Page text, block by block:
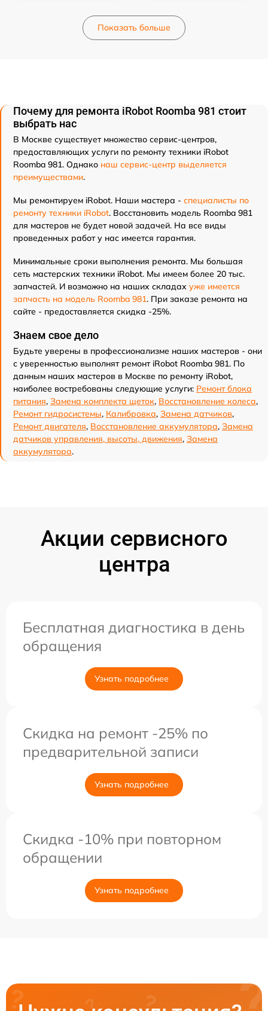
Показать больше
Почему для ремонта iRobot Roomba 981 стоит
выбрать нас
В Москве существует множество сервис-центров,
предоставляющих услуги по ремонту техники iRobot
Roomba 981. Однако наш сервис-центр выделяется
преимуществами.
Мы ремонтируем iRobot. Наши мастера - специалисты по
ремонту техники iRobot. Восстановить модель Roomba 981
для мастеров не будет новой задачей. На все виды
проведенных работ у нас имеется гарантия.
Минимальные сроки выполнения ремонта. Мы большая
сеть мастерских техники iRobot. Мы имеем более 20 тыс.
запчастей. И возможно на наших складах уже имеется
запчасть на модель Roomba 981. При заказе ремонта на
сайте - предоставляется скидка -25%.
Знаем свое дело
Будьте уверены в профессионализме наших мастеров - они
с уверенностью выполнят ремонт iRobot Roomba 981. По
данным наших мастеров в Москве по ремонту iRobot,
наиболее востребованы следующие услуги: Ремонт блока
питания, Замена комплекта щеток, Восстановление колеса,
Ремонт гидросистемы, Калибровка, Замена датчиков,
Ремонт двигателя, Восстановление аккумулятора, Замена
датчиков управления, высоты, движения, Замена
аккумулятора.
Акции сервисного
центра
Бесплатная диагностика в день
обращения
Узнать подробнее
Скидка на ремонт -25% по
предварительной записи
Узнать подробнее
Скидка -10% при повторном
обращении
Узнать подробнее